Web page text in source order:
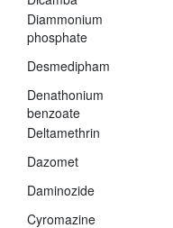
Diammonium
phosphate
Desmedipham
Denathonium
benzoate
Deltamethrin
Dazomet
Daminozide
Cyromazine